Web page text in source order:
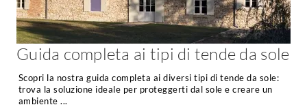
Pareti Attrezzate
Porta Tv
Contatti
Divani
Chiller
Pompe di calore
Ecologia
Geotermia
Guida completa ai tipi di tende da sole
Scopri la nostra guida completa ai diversi tipi di tende da sole:
trova la soluzione ideale per proteggerti dal sole e creare un
ambiente ...